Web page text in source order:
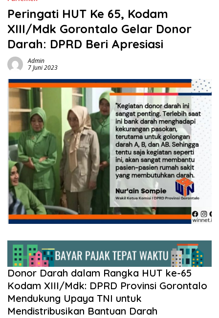
Peringati HUT Ke 65, Kodam
XIII/Mdk Gorontalo Gelar Donor
Darah: DPRD Beri Apresiasi
Admin
7 Juni 2023
Donor Darah dalam Rangka HUT ke-65
Kodam XIII/Mdk: DPRD Provinsi Gorontalo
Mendukung Upaya TNI untuk
Mendistribusikan Bantuan Darah